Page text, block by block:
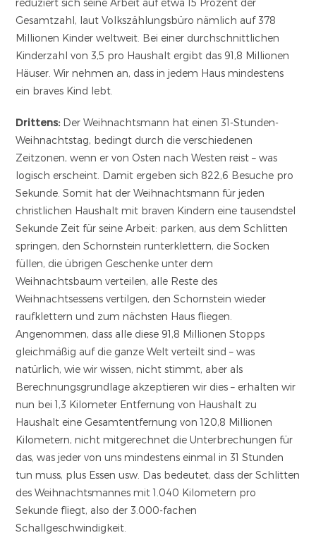
Gesamtzahl, laut Volkszählungsbüro nämlich auf 378
Millionen Kinder weltweit. Bei einer durchschnittlichen
Kinderzahl von 3,5 pro Haushalt ergibt das 91,8 Millionen
Häuser. Wir nehmen an, dass in jedem Haus mindestens
ein braves Kind lebt.
Drittens: Der Weihnachtsmann hat einen 31-Stunden-
Weihnachtstag, bedingt durch die verschiedenen
Zeitzonen, wenn er von Osten nach Westen reist – was
logisch erscheint. Damit ergeben sich 822,6 Besuche pro
Sekunde. Somit hat der Weihnachtsmann für jeden
christlichen Haushalt mit braven Kindern eine tausendstel
Sekunde Zeit für seine Arbeit: parken, aus dem Schlitten
springen, den Schornstein runterklettern, die Socken
füllen, die übrigen Geschenke unter dem
Weihnachtsbaum verteilen, alle Reste des
Weihnachtsessens vertilgen, den Schornstein wieder
raufklettern und zum nächsten Haus fliegen.
Angenommen, dass alle diese 91,8 Millionen Stopps
gleichmäßig auf die ganze Welt verteilt sind – was
natürlich, wie wir wissen, nicht stimmt, aber als
Berechnungsgrundlage akzeptieren wir dies – erhalten wir
nun bei 1,3 Kilometer Entfernung von Haushalt zu
Haushalt eine Gesamtentfernung von 120,8 Millionen
Kilometern, nicht mitgerechnet die Unterbrechungen für
das, was jeder von uns mindestens einmal in 31 Stunden
tun muss, plus Essen usw. Das bedeutet, dass der Schlitten
des Weihnachtsmannes mit 1.040 Kilometern pro
Sekunde fliegt, also der 3.000-fachen
Schallgeschwindigkeit.